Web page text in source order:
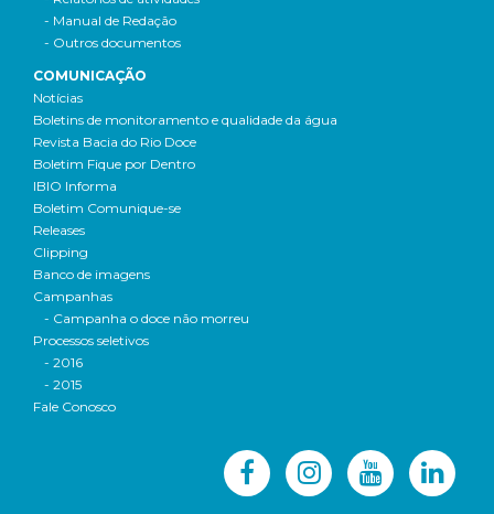
- Manual de Redação
- Outros documentos
COMUNICAÇÃO
Notícias
Boletins de monitoramento e qualidade da água
Revista Bacia do Rio Doce
Boletim Fique por Dentro
IBIO Informa
Boletim Comunique-se
Releases
Clipping
Banco de imagens
Campanhas
- Campanha o doce não morreu
Processos seletivos
- 2016
- 2015
Fale Conosco